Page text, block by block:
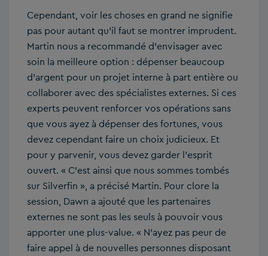
Cependant, voir les choses en grand ne signifie
pas pour autant qu’il faut se montrer imprudent.
Martin nous a recommandé d’envisager avec
soin la meilleure option : dépenser beaucoup
d’argent pour un projet interne à part entière ou
collaborer avec des spécialistes externes. Si ces
experts peuvent renforcer vos opérations sans
que vous ayez à dépenser des fortunes, vous
devez cependant faire un choix judicieux. Et
pour y parvenir, vous devez garder l’esprit
ouvert. « C’est ainsi que nous sommes tombés
sur Silverfin », a précisé Martin. Pour clore la
session, Dawn a ajouté que les partenaires
externes ne sont pas les seuls à pouvoir vous
apporter une plus-value. « N’ayez pas peur de
faire appel à de nouvelles personnes disposant